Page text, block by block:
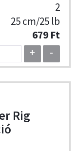
2
25 cm/25 lb
679 Ft
+
-
Rig